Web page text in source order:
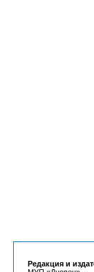
Редакция и